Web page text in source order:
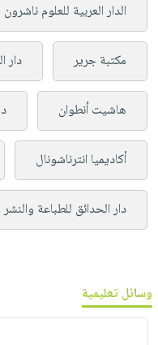
الدار العربية للعلوم ناشرون
مكتبة جرير دار
هاشيت أنطوان
أكاديميا انترناشونال
دار الحدائق للطباعة
وسائل تعليمية